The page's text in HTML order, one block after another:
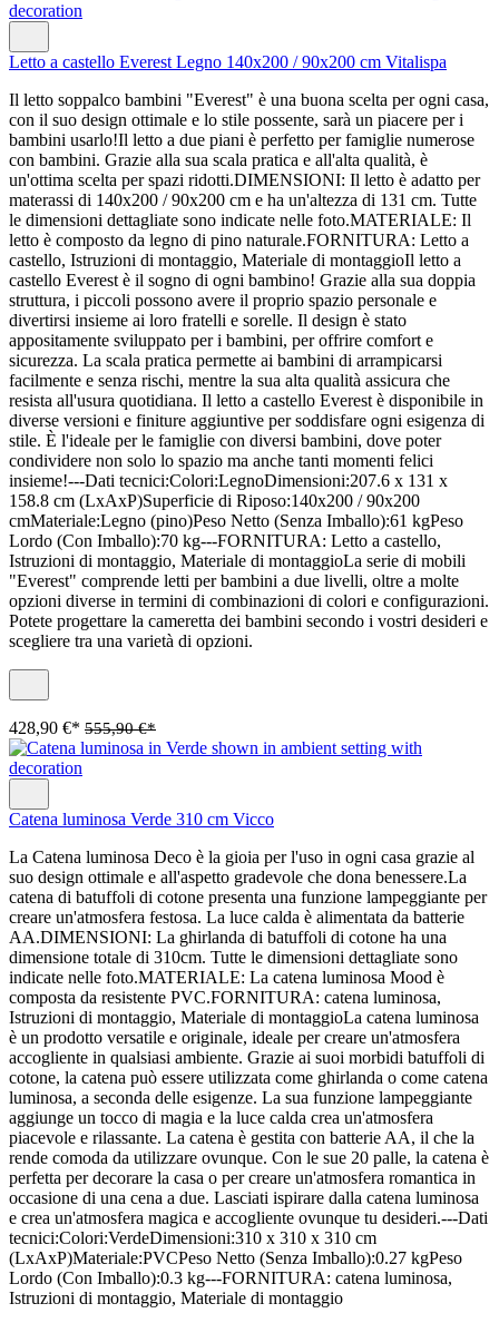
Letto a castello Everest Legno 140x200 / 90x200 cm Vitalispa
Il letto soppalco bambini "Everest" è una buona scelta per ogni casa,
con il suo design ottimale e lo stile possente, sarà un piacere per i
bambini usarlo!Il letto a due piani è perfetto per famiglie numerose
con bambini. Grazie alla sua scala pratica e all'alta qualità, è
un'ottima scelta per spazi ridotti.DIMENSIONI: Il letto è adatto per
materassi di 140x200 / 90x200 cm e ha un'altezza di 131 cm. Tutte
le dimensioni dettagliate sono indicate nelle foto.MATERIALE: Il
letto è composto da legno di pino naturale.FORNITURA: Letto a
castello, Istruzioni di montaggio, Materiale di montaggioIl letto a
castello Everest è il sogno di ogni bambino! Grazie alla sua doppia
struttura, i piccoli possono avere il proprio spazio personale e
divertirsi insieme ai loro fratelli e sorelle. Il design è stato
appositamente sviluppato per i bambini, per offrire comfort e
sicurezza. La scala pratica permette ai bambini di arrampicarsi
facilmente e senza rischi, mentre la sua alta qualità assicura che
resista all'usura quotidiana. Il letto a castello Everest è disponibile in
diverse versioni e finiture aggiuntive per soddisfare ogni esigenza di
stile. È l'ideale per le famiglie con diversi bambini, dove poter
condividere non solo lo spazio ma anche tanti momenti felici
insieme!---Dati tecnici:Colori:LegnoDimensioni:207.6 x 131 x
158.8 cm (LxAxP)Superficie di Riposo:140x200 / 90x200
cmMateriale:Legno (pino)Peso Netto (Senza Imballo):61 kgPeso
Lordo (Con Imballo):70 kg---FORNITURA: Letto a castello,
Istruzioni di montaggio, Materiale di montaggioLa serie di mobili
"Everest" comprende letti per bambini a due livelli, oltre a molte
opzioni diverse in termini di combinazioni di colori e configurazioni.
Potete progettare la cameretta dei bambini secondo i vostri desideri e
scegliere tra una varietà di opzioni.
428,90 €* 555,90 €*
Catena luminosa Verde 310 cm Vicco
La Catena luminosa Deco è la gioia per l'uso in ogni casa grazie al
suo design ottimale e all'aspetto gradevole che dona benessere.La
catena di batuffoli di cotone presenta una funzione lampeggiante per
creare un'atmosfera festosa. La luce calda è alimentata da batterie
AA.DIMENSIONI: La ghirlanda di batuffoli di cotone ha una
dimensione totale di 310cm. Tutte le dimensioni dettagliate sono
indicate nelle foto.MATERIALE: La catena luminosa Mood è
composta da resistente PVC.FORNITURA: catena luminosa,
Istruzioni di montaggio, Materiale di montaggioLa catena luminosa
è un prodotto versatile e originale, ideale per creare un'atmosfera
accogliente in qualsiasi ambiente. Grazie ai suoi morbidi batuffoli di
cotone, la catena può essere utilizzata come ghirlanda o come catena
luminosa, a seconda delle esigenze. La sua funzione lampeggiante
aggiunge un tocco di magia e la luce calda crea un'atmosfera
piacevole e rilassante. La catena è gestita con batterie AA, il che la
rende comoda da utilizzare ovunque. Con le sue 20 palle, la catena è
perfetta per decorare la casa o per creare un'atmosfera romantica in
occasione di una cena a due. Lasciati ispirare dalla catena luminosa
e crea un'atmosfera magica e accogliente ovunque tu desideri.---Dati
tecnici:Colori:VerdeDimensioni:310 x 310 x 310 cm
(LxAxP)Materiale:PVCPeso Netto (Senza Imballo):0.27 kgPeso
Lordo (Con Imballo):0.3 kg---FORNITURA: catena luminosa,
Istruzioni di montaggio, Materiale di montaggio